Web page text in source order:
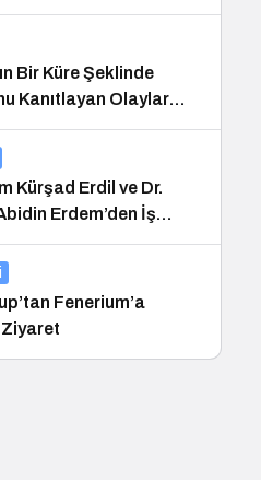
Bir Küre Şeklinde
Kanıtlayan Olaylar
Kürşad Erdil ve Dr.
Erdem’den İş
Buluşması
Fenerium’a
Ziyaret